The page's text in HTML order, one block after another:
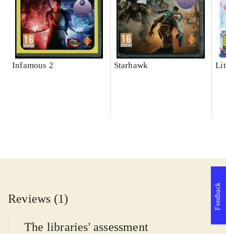
Infamous 2 Starhawk
Reviews (1)
The libraries' assessment
Feedback